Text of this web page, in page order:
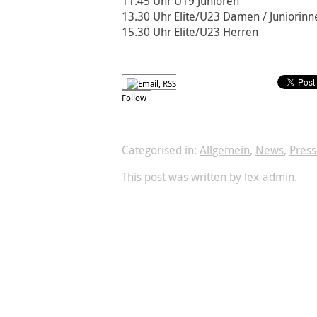
13.30 Uhr Elite/U23 Damen /
15.30 Uhr Elite/U23 Herren
Follow
Categorised in: Allgemein, News,
This post was written by lex-admin.